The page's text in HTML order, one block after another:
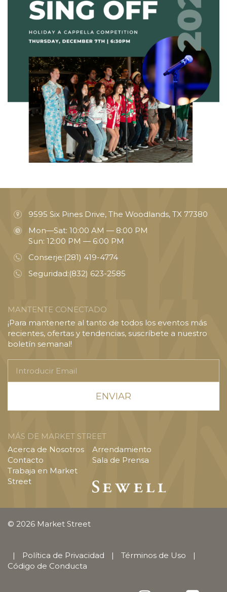
9595 Six Pines Drive, The Woodlands, TX 77380
Mon—Sat: 10:00 AM — 8:00 PM
Sun: 12:00 PM — 6:00 PM
Conserje:(281) 419-4774
Seguridad:(832) 623-2585
MANTENTE CONECTADO
¡Para mantenerte al tanto de todos los eventos más
recientes, ofertas y tendencias, suscríbete a nuestro
boletín semanal!
Email
MÁS DE MARKET STREET
Acerca de Nosotros
Contacto
Trabaja en Market
Street
Arrendamiento
Sala de Prensa
© 2026 Market Street
| Política de Privacidad | Términos de Uso
|
Código de Conducta